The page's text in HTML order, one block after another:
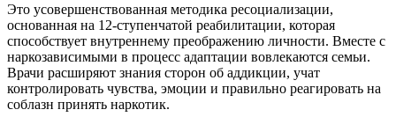
Это усовершенствованная методика ресоциализации,
основанная на 12-ступенчатой реабилитации, которая
способствует внутреннему преображению личности. Вместе с
наркозависимыми в процесс адаптации вовлекаются семьи.
Врачи расширяют знания сторон об аддикции, учат
контролировать чувства, эмоции и правильно реагировать на
соблазн принять наркотик.